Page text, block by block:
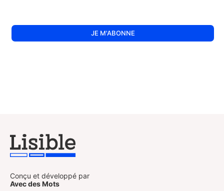
Conçu et développé par
Avec des Mots